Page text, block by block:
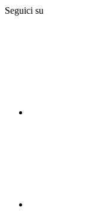
Seguici su